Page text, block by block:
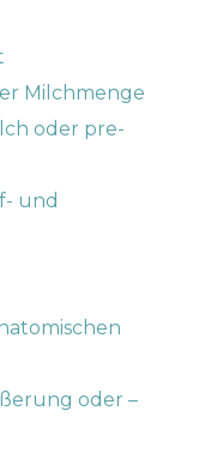
Milchmenge
oder pre-
und
oder –